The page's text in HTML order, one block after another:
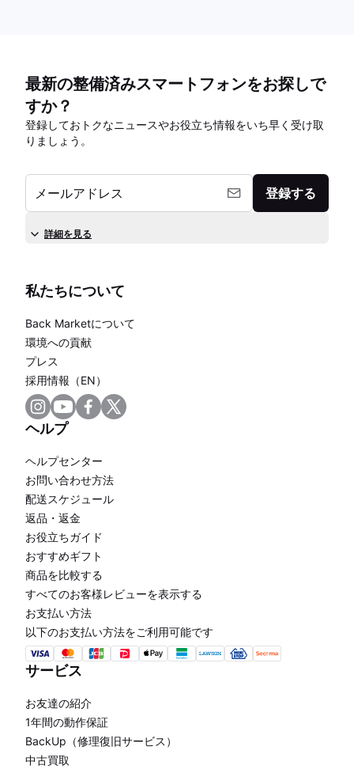
最新の整備済みスマートフォンをお探しで
すか？
登録しておトクなニュースやお役立ち情報をいち早く受け取
りましょう。
メールアドレス 登録する
詳細を見る
私たちについて
Back Marketについて
環境への貢献
プレス
採用情報（EN）
ヘルプ
ヘルプセンター
お問い合わせ方法
配送スケジュール
返品・返金
お役立ちガイド
おすすめギフト
商品を比較する
すべてのお客様レビューを表示する
お支払い方法
以下のお支払い方法をご利用可能です
サービス
お友達の紹介
1年間の動作保証
BackUp（修理復旧サービス）
中古買取